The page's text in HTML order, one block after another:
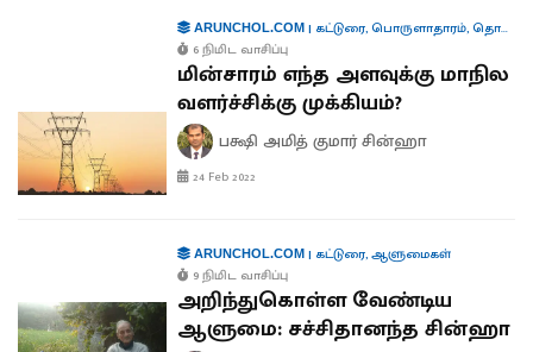
ARUNCHOL.COM| கட்டுரை,பொருளாதாரம்,தொழில்
6 நிமிட வாசிப்பு
மின்சாரம் எந்த அளவுக்கு மாநில
வளர்ச்சிக்கு முக்கியம்?
பக்ஷி அமித் குமார் சின்ஹா
24 Feb 2022
ARUNCHOL.COM| கட்டுரை,ஆளுமைகள்
9 நிமிட வாசிப்பு
அறிந்துகொள்ள வேண்டிய
ஆளுமை: சச்சிதானந்த சின்ஹா